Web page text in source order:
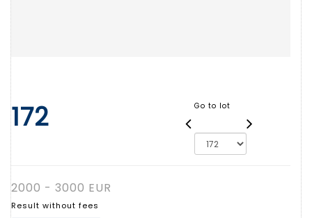
172 Go to lot
2000 - 3000 EUR
Result without fees